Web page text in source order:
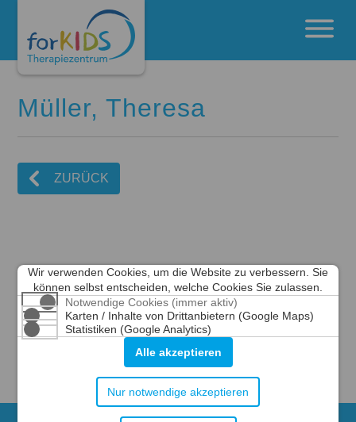
Wir verwenden Cookies, um die Website zu verbessern. Sie
können selbst entscheiden, welche Cookies Sie zulassen.
Notwendige Cookies (immer aktiv)
Karten / Inhalte von Drittanbietern (Google Maps)
Statistiken (Google Analytics)
Alle akzeptieren
Nur notwendige akzeptieren
Müller, Theresa
ZURÜCK